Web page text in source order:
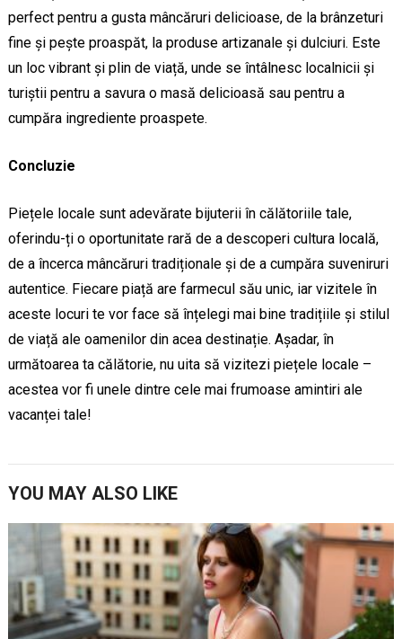
perfect pentru a gusta mâncăruri delicioase, de la brânzeturi
fine și pește proaspăt, la produse artizanale și dulciuri. Este
un loc vibrant și plin de viață, unde se întâlnesc localnicii și
turiștii pentru a savura o masă delicioasă sau pentru a
cumpăra ingrediente proaspete.
Concluzie
Piețele locale sunt adevărate bijuterii în călătoriile tale,
oferindu-ți o oportunitate rară de a descoperi cultura locală,
de a încerca mâncăruri tradiționale și de a cumpăra suveniruri
autentice. Fiecare piață are farmecul său unic, iar vizitele în
aceste locuri te vor face să înțelegi mai bine tradițiile și stilul
de viață ale oamenilor din acea destinație. Așadar, în
următoarea ta călătorie, nu uita să vizitezi piețele locale –
acestea vor fi unele dintre cele mai frumoase amintiri ale
vacanței tale!
YOU MAY ALSO LIKE